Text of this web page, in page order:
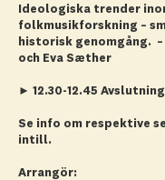
Ideologiska trender
folkmusikforskning –
historisk genomgång.
och Eva Sæther
► 12.30-12.45
Se info om respektive
intill.
Arrangör: